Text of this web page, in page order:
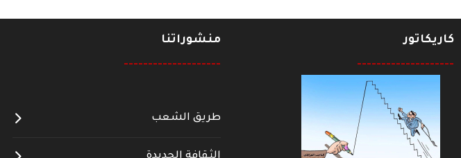
كاريكاتور
--------------------
منشوراتنا
--------------------
طريق الشعب